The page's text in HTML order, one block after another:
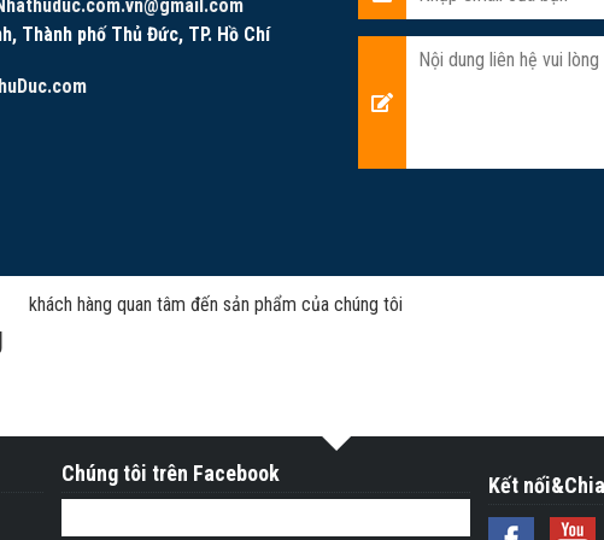
Thành phố Thủ Đức, TP. Hồ Chí
khách hàng quan tâm đến sản phẩm của chúng tôi
Chúng tôi trên Facebook Kết